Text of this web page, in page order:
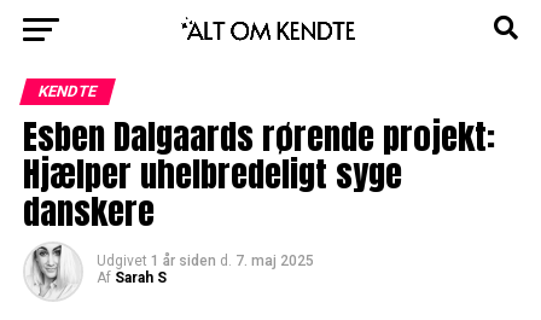
KENDTE
Esben Dalgaards rørende projekt:
Hjælper uhelbredeligt syge
danskere
Udgivet 1 år siden d. 7. maj 2025
Af Sarah S